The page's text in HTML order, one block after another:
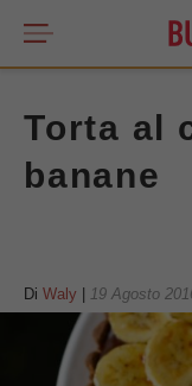
Torta al
banane
Di Waly 19 Agosto